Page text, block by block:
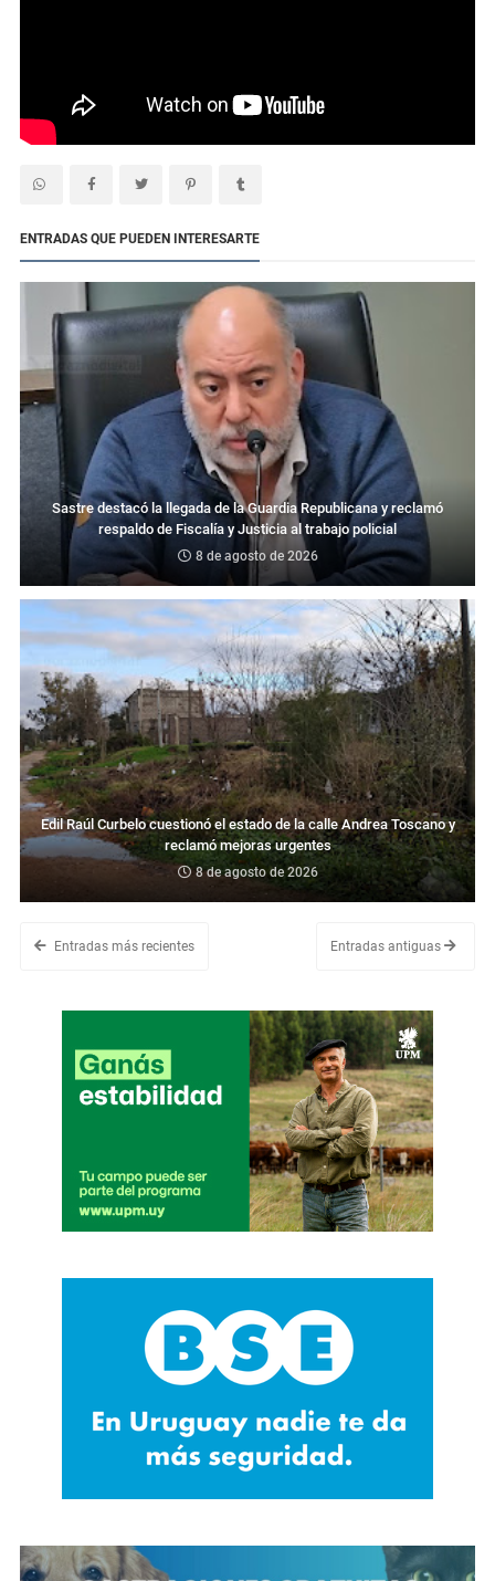
ENTRADAS QUE PUEDEN INTERESARTE
Sastre destacó la llegada de la Guardia Republicana y reclamó
respaldo de Fiscalía y Justicia al trabajo policial
8 de agosto de 2026
Edil Raúl Curbelo cuestionó el estado de la calle Andrea Toscano y
reclamó mejoras urgentes
8 de agosto de 2026
Entradas más recientes Entradas antiguas